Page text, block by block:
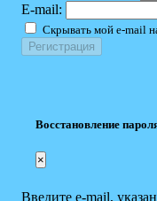
E-mail:
Скрывать мой e-mail
Восстановление
×
Введите e-mail,